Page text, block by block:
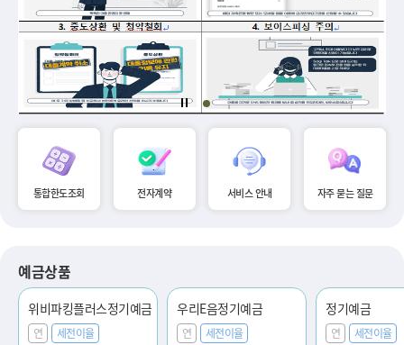
통합한도조회 전자계약 서비스 안내 자주 묻는 질문
예금상품
위비파킹플러스정기예금
연
세전이율
우리E음정기예금
연
세전이율
정기예금
연
세전이율